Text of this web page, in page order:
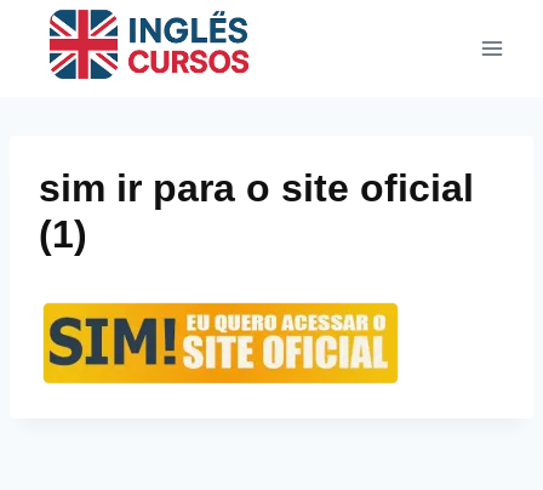
sim ir para o site oficial
(1)